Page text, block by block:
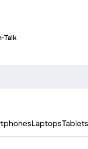
Talk
LaptopsTablets